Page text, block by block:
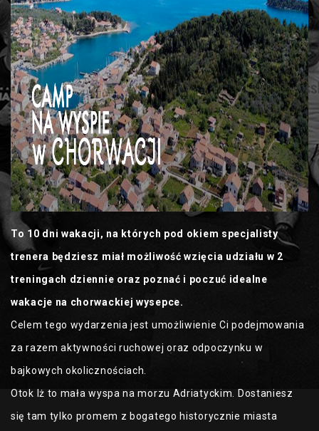
To 10 dni wakacji, na których pod okiem specjalisty
trenera będziesz miał możliwość wzięcia udziału w 2
treningach dziennie oraz poznać i poczuć idealne
wakacje na chorwackiej wysepce.
Celem tego wydarzenia jest umożliwienie Ci podejmowania
za razem aktywności ruchowej oraz odpoczynku w
bajkowych okolicznościach.
Otok Iż to mała wyspa na morzu Adriatyckim. Dostaniesz
się tam tylko promem z bogatego historycznie miasta